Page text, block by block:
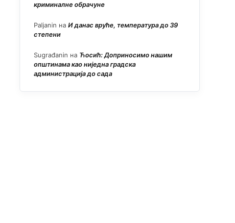
криминалне обрачуне
Paljanin на И данас вруће, температура до 39
степени
Sugrađanin на Ћосић: Доприносимо нашим
општинама као ниједна градска
администрација до сада